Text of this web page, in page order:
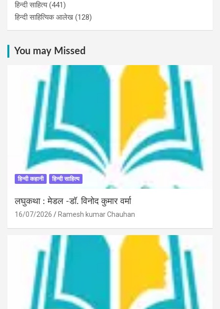
हिन्दी साहित्य(441)
हिन्दी साहित्यिक आलेख (128)
You may Missed
हिन्दी कहानी हिन्दी साहित्य
लघुकथा : मेडल -डॉ. विनोद कुमार वर्मा
16/07/2026 Ramesh kumar Chauhan